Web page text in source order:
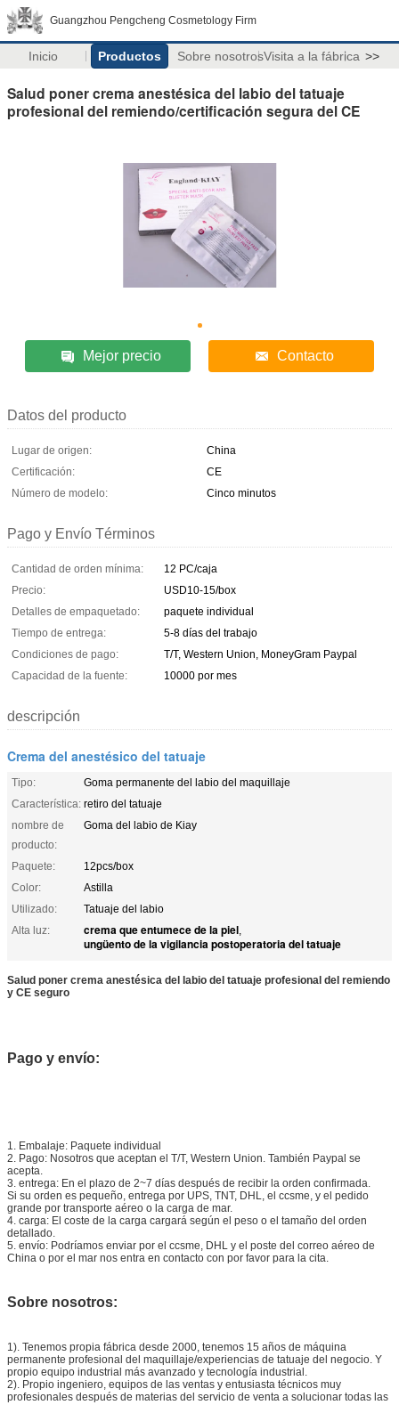
Guangzhou Pengcheng Cosmetology Firm
Inicio Productos Sobre nosotrosVisita a la fábrica >>
Salud poner crema anestésica del labio del tatuaje
profesional del remiendo/certificación segura del CE
Mejor precio Contacto
Datos del producto
Lugar de origen:
China
Certificación:
CE
Número de modelo:
Cinco minutos
Pago y Envío Términos
Cantidad de orden mínima:
12 PC/caja
Precio:
USD10-15/box
Detalles de empaquetado:
paquete individual
Tiempo de entrega:
5-8 días del trabajo
Condiciones de pago:
T/T, Western Union, MoneyGram Paypal
Capacidad de la fuente:
10000 por mes
descripción
Crema del anestésico del tatuaje
Tipo:
Goma permanente del labio del maquillaje
Característica: retiro del tatuaje
nombre de
producto:
Goma del labio de Kiay
Paquete:
12pcs/box
Color:
Astilla
Utilizado:
Tatuaje del labio
Alta luz:
crema que entumece de la piel,
ungüento de la vigilancia postoperatoria del tatuaje
Salud poner crema anestésica del labio del tatuaje profesional del remiendo
y CE seguro
Pago y envío:
1. Embalaje: Paquete individual
2. Pago: Nosotros que aceptan el T/T, Western Union. También Paypal se
acepta.
3. entrega: En el plazo de 2~7 días después de recibir la orden confirmada.
Si su orden es pequeño, entrega por UPS, TNT, DHL, el ccsme, y el pedido
grande por transporte aéreo o la carga de mar.
4. carga: El coste de la carga cargará según el peso o el tamaño del orden
detallado.
5. envío: Podríamos enviar por el ccsme, DHL y el poste del correo aéreo de
China o por el mar nos entra en contacto con por favor para la cita.
Sobre nosotros:
1). Tenemos propia fábrica desde 2000, tenemos 15 años de máquina
permanente profesional del maquillaje/experiencias de tatuaje del negocio. Y
propio equipo industrial más avanzado y tecnología industrial.
2). Propio ingeniero, equipos de las ventas y entusiasta técnicos muy
profesionales después de materias del servicio de venta a solucionar todas las